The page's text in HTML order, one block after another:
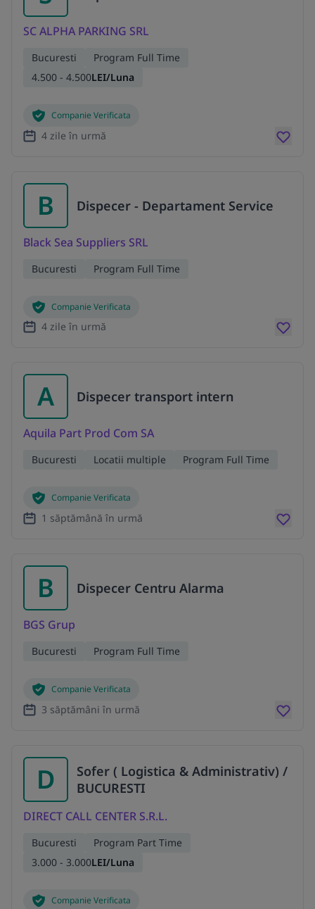
SC ALPHA PARKING SRL
Bucuresti
Program Full Time
4.500 - 4.500LEI/Luna
Companie Verificata
4 zile în urmă
B Dispecer - Departament Service
Black Sea Suppliers SRL
Bucuresti Program Full Time
Companie Verificata
4 zile în urmă
A Dispecer transport intern
Aquila Part Prod Com SA
Bucuresti Locatii multiple Program Full Time
Companie Verificata
1 săptămână în urmă
B Dispecer Centru Alarma
BGS Grup
Bucuresti Program Full Time
Companie Verificata
3 săptămâni în urmă
D
Sofer ( Logistica & Administrativ) /
BUCURESTI
DIRECT CALL CENTER S.R.L.
Bucuresti
Program Part Time
3.000 - 3.000LEI/Luna
Companie Verificata